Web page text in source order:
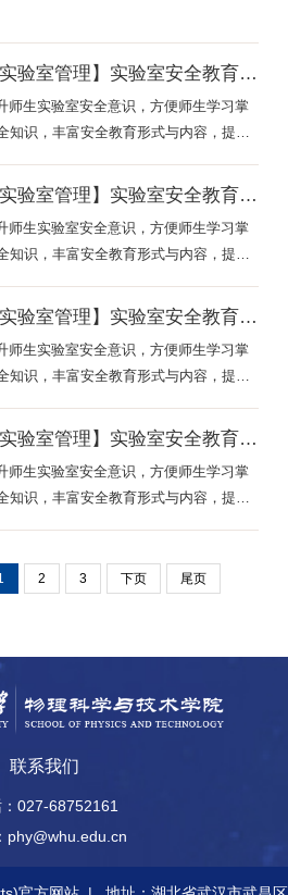
【安全与实验室管理】实验室安全教育视频之基础安全系列（三）
师生实验室安全意识，方便师生学习掌
知识，丰富安全教育形式与内容，提升
安全系列的第三期——《爆炸的基本知
水安全及事故处理办法》，快来一起学
【安全与实验室管理】实验室安全教育视频之基础安全系列（二）
师生实验室安全意识，方便师生学习掌
知识，丰富安全教育形式与内容，提升
安全系列的第二期——《触电防护技术
伤的应急处理》，快来一起学习吧！
【安全与实验室管理】实验室安全教育视频之基础安全系列（一）
师生实验室安全意识，方便师生学习掌
知识，丰富安全教育形式与内容，提升
安全系列的第一期——《实验室安全事
案》、《实验室内务规范》，快来一起
【安全与实验室管理】实验室安全教育视频之激光安全
师生实验室安全意识，方便师生学习掌
知识，丰富安全教育形式与内容，提升
2 3 下页 尾页
联系我们
027-68752161
phy@whu.edu.cn